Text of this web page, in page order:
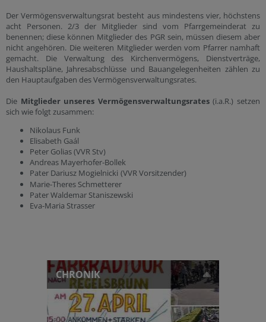
Der Vermögensverwaltungsrat besteht aus mindestens vier, höchstens
acht Personen. 2/3 der Mitglieder sind vom Pfarrgemeinderat zu
benennen; diese können Mitglieder des PGR sein, müssen diesem aber
nicht angehören. Die weiteren Mitglieder werden vom Pfarrer namhaft
gemacht. Die Verwaltung des Kirchenvermögens, Dienstverträge,
Haushaltspläne, Jahresabschlüsse und Bauangelegenheiten zählen zu
den Hauptaufgaben des Vermögensverwaltungsrates.
Die Mitglieder unseres Vermögensverwaltungsrates(i.a.R.) setzen
sich wie folgt zusammen:
Nikolaus Funk
Elisabeth Gaál
Peter Golias (VVR Stv)
Andreas Mayerhofer-Bollek
Pater Dariusz Mogielnicki (VVR Vorsitzender)
Marie-Theres Schmetterer
Pater Waldemar Staniszewski
Eva-Maria Strasser
CHRONIK